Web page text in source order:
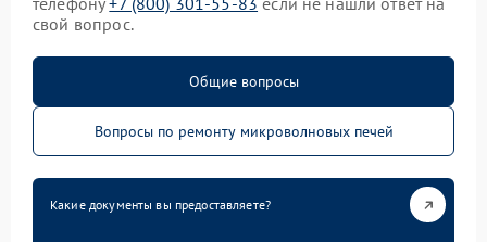
свой вопрос.
Общие вопросы
Вопросы по ремонту микроволновых печей
Какие документы вы предоставляете?